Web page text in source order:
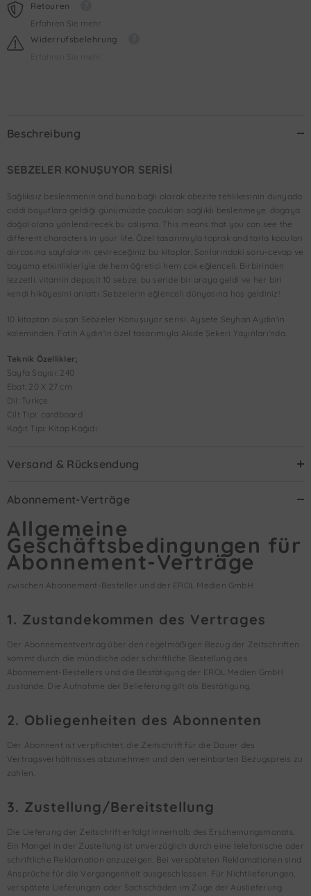
Retouren
Erfahren Sie mehr.
Widerrufsbelehrung
Beschreibung
SEBZELER KONUŞUYOR SERİSİ
Sağlıksız beslenmenin and buna bağlı olarak obezite tehlikesinin dunyada
ciddi boyutlara geldiği günümüzde çocukları sağlıklı beslenmeye. dogaya.
doğal olana yönlendirecek bu çalışma. This means that you can see the
different characters in your life. Özel tasarımıyla toprak and tarla kocuları
alırcasına sayfalarını çevireceğiniz bu kitaplar. Sonlarındaki soru-cevap ve
boyama etkinlikleriyle de hem öğretici hem çok eğlenceli. Birbirinden
lezzetli. vitamin deposit 10 sebze. bu seride bir araya geldi ve her biri
kendi hikâyesini anlattı. Sebzelerin eğlenceli dünyasına hoş geldiniz!
10 kitaptan oluşan Sebzeler Konuşuyor serisi. Ayşete Seyhan Aydın'ın
kaleminden. Fatih Aydın'ın özel tasarımıyla Akide Şekeri Yayınları'nda.
Teknik Özellikler;
Sayfa Sayısı: 240
Ebat: 20 X 27 cm
Dil: Turkçe
Cilt Tipi: cardboard
Kağıt Tipi: Kitap Kağıdı
Versand & Rücksendung
Abonnement-Verträge
Allgemeine
Geschäftsbedingungen für
Abonnement-Verträge
zwischen Abonnement-Besteller und der EROL Medien GmbH
1. Zustandekommen des Vertrages
Der Abonnementvertrag über den regelmäßigen Bezug der Zeitschriften
kommt durch die mündliche oder schriftliche Bestellung des
Abonnement-Bestellers und die Bestätigung der EROL Medien GmbH
zustande. Die Aufnahme der Belieferung gilt als Bestätigung.
2. Obliegenheiten des Abonnenten
Der Abonnent ist verpflichtet, die Zeitschrift für die Dauer des
Vertragsverhältnisses abzunehmen und den vereinbarten Bezugspreis zu
zahlen.
3. Zustellung/Bereitstellung
Die Lieferung der Zeitschrift erfolgt innerhalb des Erscheinungsmonats.
Ein Mangel in der Zustellung ist unverzüglich durch eine telefonische oder
schriftliche Reklamation anzuzeigen. Bei verspäteten Reklamationen sind
Ansprüche für die Vergangenheit ausgeschlossen. Für Nichtlieferungen,
verspätete Lieferungen oder Sachschäden im Zuge der Auslieferung